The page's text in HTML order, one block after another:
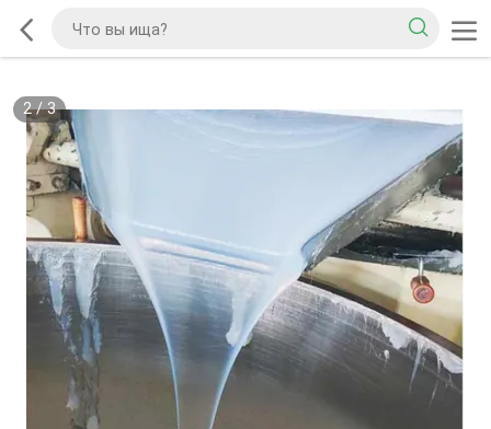
2/3